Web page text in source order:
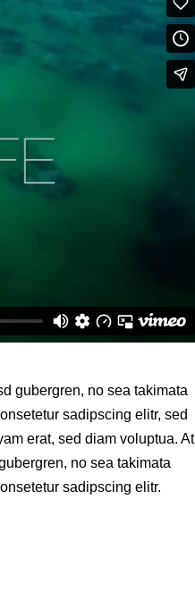
gubergren, no sea takimata
sadipscing elitr, sed
erat, sed diam voluptua. At
no sea takimata
sadipscing elitr.